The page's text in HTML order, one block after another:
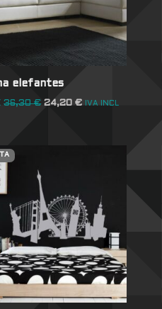
elefantes
36,30€ 24,20€ IVA INCL